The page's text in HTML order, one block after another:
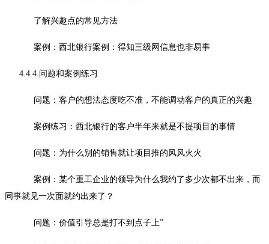
了解兴趣点的常见方法
案例：西北银行案例：得知三级网信息也非易事
4.4.4.问题和案例练习
问题：客户的想法态度吃不准，不能调动客户的真正的兴趣
案例练习：西北银行的客户半年来就是不提项目的事情
问题：为什么别的销售就让项目推的风风火火
案例：某个重工企业的领导为什么我约了多少次都不出来，而
同事就见一次面就约出来了？
问题：价值引导总是打不到点子上”